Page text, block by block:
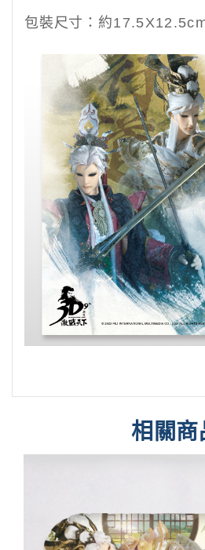
包裝尺寸： 約
相關商